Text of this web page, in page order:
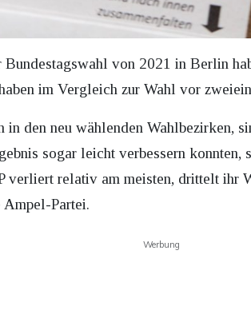
von 2021 in Berlin
im Vergleich zur Wahl vor
in den neu wählenden Wahlbezirken,
sogar leicht verbessern konnten,
verliert relativ am meisten, drittelt ihr
Ampel-Partei.
Werbung